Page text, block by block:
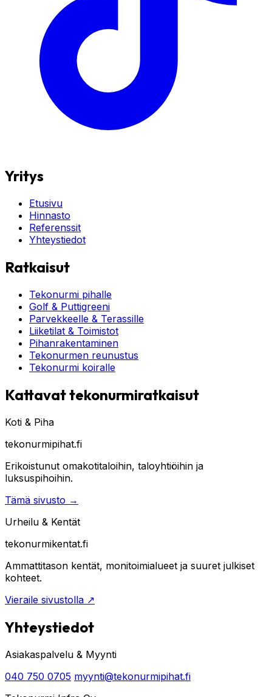
Yritys
Etusivu
Hinnasto
Referenssit
Yhteystiedot
Ratkaisut
Tekonurmi pihalle
Golf & Puttigreeni
Parvekkeelle & Terassille
Liiketilat & Toimistot
Pihanrakentaminen
Tekonurmen reunustus
Tekonurmi koiralle
Kattavat tekonurmiratkaisut
Koti & Piha
tekonurmipihat.fi
Erikoistunut omakotitaloihin, taloyhtiöihin ja
luksuspihoihin.
Tämä sivusto →
Urheilu & Kentät
tekonurmikentat.fi
Ammattitason kentät, monitoimialueet ja suuret julkiset
kohteet.
Vieraile sivustolla ↗
Yhteystiedot
Asiakaspalvelu & Myynti
040 750 0705 myynti@tekonurmipihat.fi